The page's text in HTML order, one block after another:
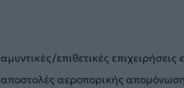
αμυντικές/επιθετικές
αποστολές αεροπορικής